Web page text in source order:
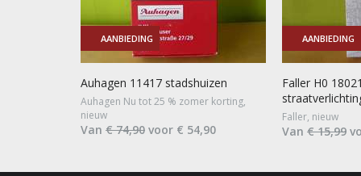
AANBIEDING
Auhagen 11417 stadshuizen
Auhagen Nu tot 25 % zomer korting,
nieuw
Van € 74,90 voor € 54,90
AANBIEDING
Faller H0
Faller, nieuw
Van € 15,99